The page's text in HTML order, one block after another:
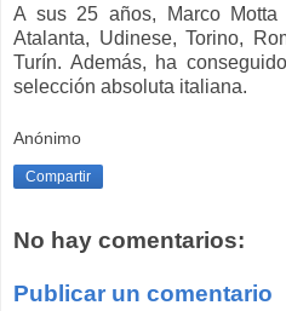
A sus 25 años, Marco
Atalanta, Udinese, Torino,
Turín. Además, ha
selección absoluta italiana.
Anónimo
Compartir
No hay comentarios:
Publicar un comentario